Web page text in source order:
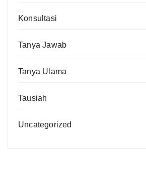
Konsultasi
Tanya Jawab
Tanya Ulama
Tausiah
Uncategorized